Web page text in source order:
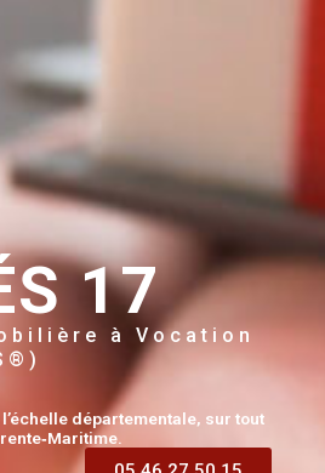
17
à Vocation
départementale, sur tout